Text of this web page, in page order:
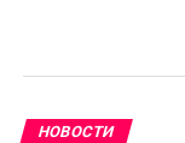
НОВОСТИ